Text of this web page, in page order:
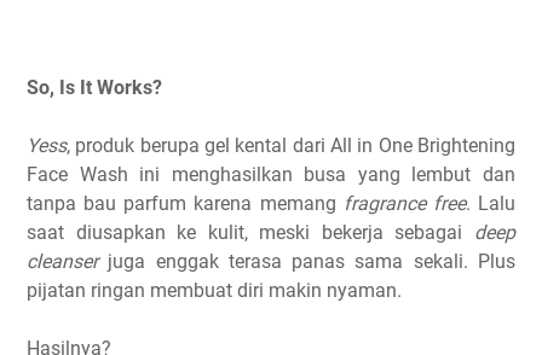
So, Is It Works?
Yess, produk berupa gel kental dari All in One Brightening
Face Wash ini menghasilkan busa yang lembut dan
tanpa bau parfum karena memang fragrance free. Lalu
saat diusapkan ke kulit, meski bekerja sebagai deep
cleanserjuga enggak terasa panas sama sekali. Plus
pijatan ringan membuat diri makin nyaman.
Hasilnya?